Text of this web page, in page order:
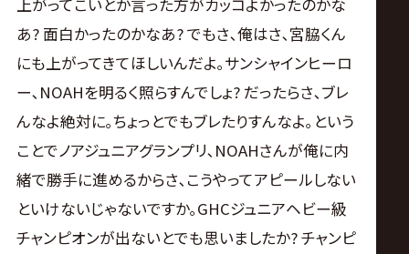
あ? 面白かったのかなあ? でもさ､俺はさ､宮脇くん
にも上がってきてほしいんだよ｡サンシャインヒーロ
ー､NOAHを明るく照らすんでしょ? だったらさ､ブレ
んなよ絶対に｡ちょっとでもブレたりすんなよ｡という
ことでノアジュニアグランプリ､NOAHさんが俺に内
緒で勝手に進めるからさ､こうやってアピールしない
といけないじゃないですか｡GHCジュニアヘビー級
チャンピオンが出ないとでも思いましたか? チャンピ